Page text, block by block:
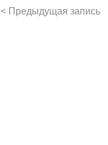
< Предыдущая запись